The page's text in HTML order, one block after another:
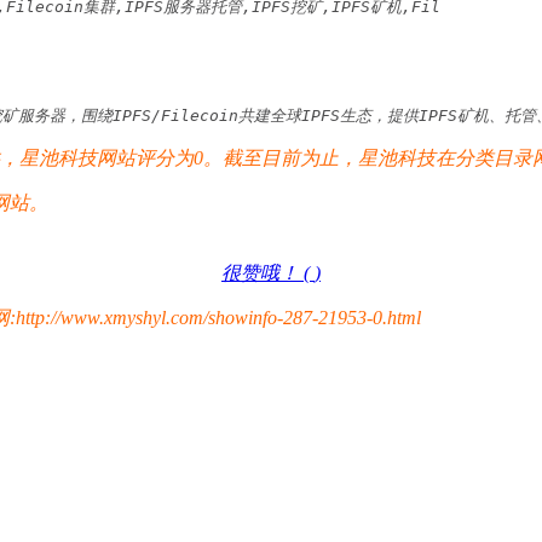
集群,IPFS服务器托管,IPFS挖矿,IPFS矿机,Fil
矿服务器，围绕IPFS/Filecoin共建全球IPFS生态，提供IPFS矿机、托管
池科技网站评分为0。截至目前为止，星池科技在分类目录
。
很赞哦！ ( )
www.xmyshyl.com/showinfo-287-21953-0.html